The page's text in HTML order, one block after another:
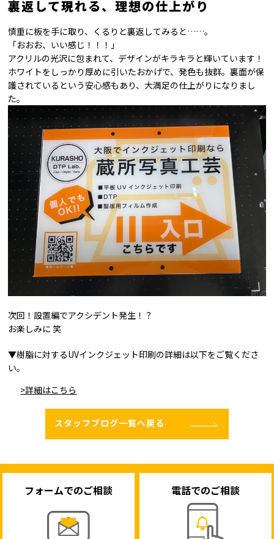
裏返して現れる、理想の仕上がり
慎重に板を手に取り、くるりと裏返してみると……。
「おおお、いい感じ！！！」
アクリルの光沢に包まれて、デザインがキラキラと輝いています！
ホワイトをしっかり厚めに引いたおかげで、発色も抜群。裏面が保
護されているという安心感もあり、大満足の仕上がりになりまし
た。
次回！設置編でアクシデント発生！？
お楽しみに 笑
▼樹脂に対するUVインクジェット印刷の詳細は以下をご覧くださ
い。
>詳細はこちら
スタッフブログ一覧へ戻る
フォームでのご相談 電話でのご相談